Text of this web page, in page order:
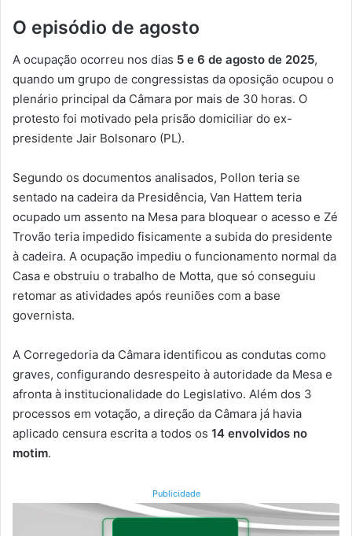
O episódio de agosto
A ocupação ocorreu nos dias 5 e 6 de agosto de 2025,
quando um grupo de congressistas da oposição ocupou o
plenário principal da Câmara por mais de 30 horas. O
protesto foi motivado pela prisão domiciliar do ex-
presidente Jair Bolsonaro (PL).
Segundo os documentos analisados, Pollon teria se
sentado na cadeira da Presidência, Van Hattem teria
ocupado um assento na Mesa para bloquear o acesso e Zé
Trovão teria impedido fisicamente a subida do presidente
à cadeira. A ocupação impediu o funcionamento normal da
Casa e obstruiu o trabalho de Motta, que só conseguiu
retomar as atividades após reuniões com a base
governista.
A Corregedoria da Câmara identificou as condutas como
graves, configurando desrespeito à autoridade da Mesa e
afronta à institucionalidade do Legislativo. Além dos 3
processos em votação, a direção da Câmara já havia
aplicado censura escrita a todos os 14 envolvidos no
motim.
Publicidade